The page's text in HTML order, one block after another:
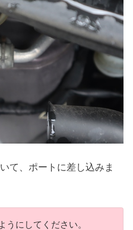
て、ポートに差し込みま
うにしてください。